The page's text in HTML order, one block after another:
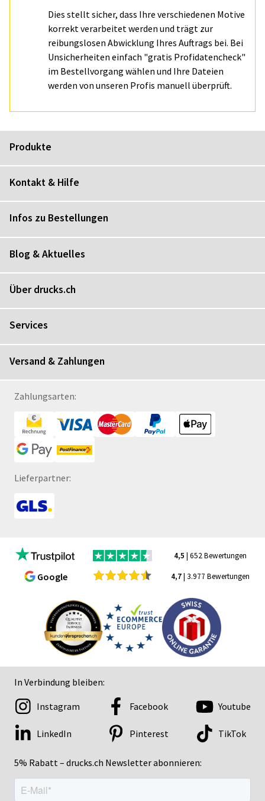
Dies stellt sicher, dass Ihre verschiedenen Motive
korrekt verarbeitet werden und trägt zur
reibungslosen Abwicklung Ihres Auftrags bei. Bei
Unsicherheiten einfach "gratis Profidatencheck"
im Bestellvorgang wählen und Ihre Dateien
werden von unseren Profis manuell überprüft.
Produkte
Kontakt & Hilfe
Infos zu Bestellungen
Blog & Aktuelles
Über drucks.ch
Services
Versand & Zahlungen
Zahlungsarten:
Lieferpartner:
4,5 | 652 Bewertungen
Google 4,7| 3.977 Bewertungen
In Verbindung bleiben:
5% Rabatt – drucks.ch Newsletter abonnieren:
Instagram Facebook Youtube
LinkedIn Pinterest TikTok